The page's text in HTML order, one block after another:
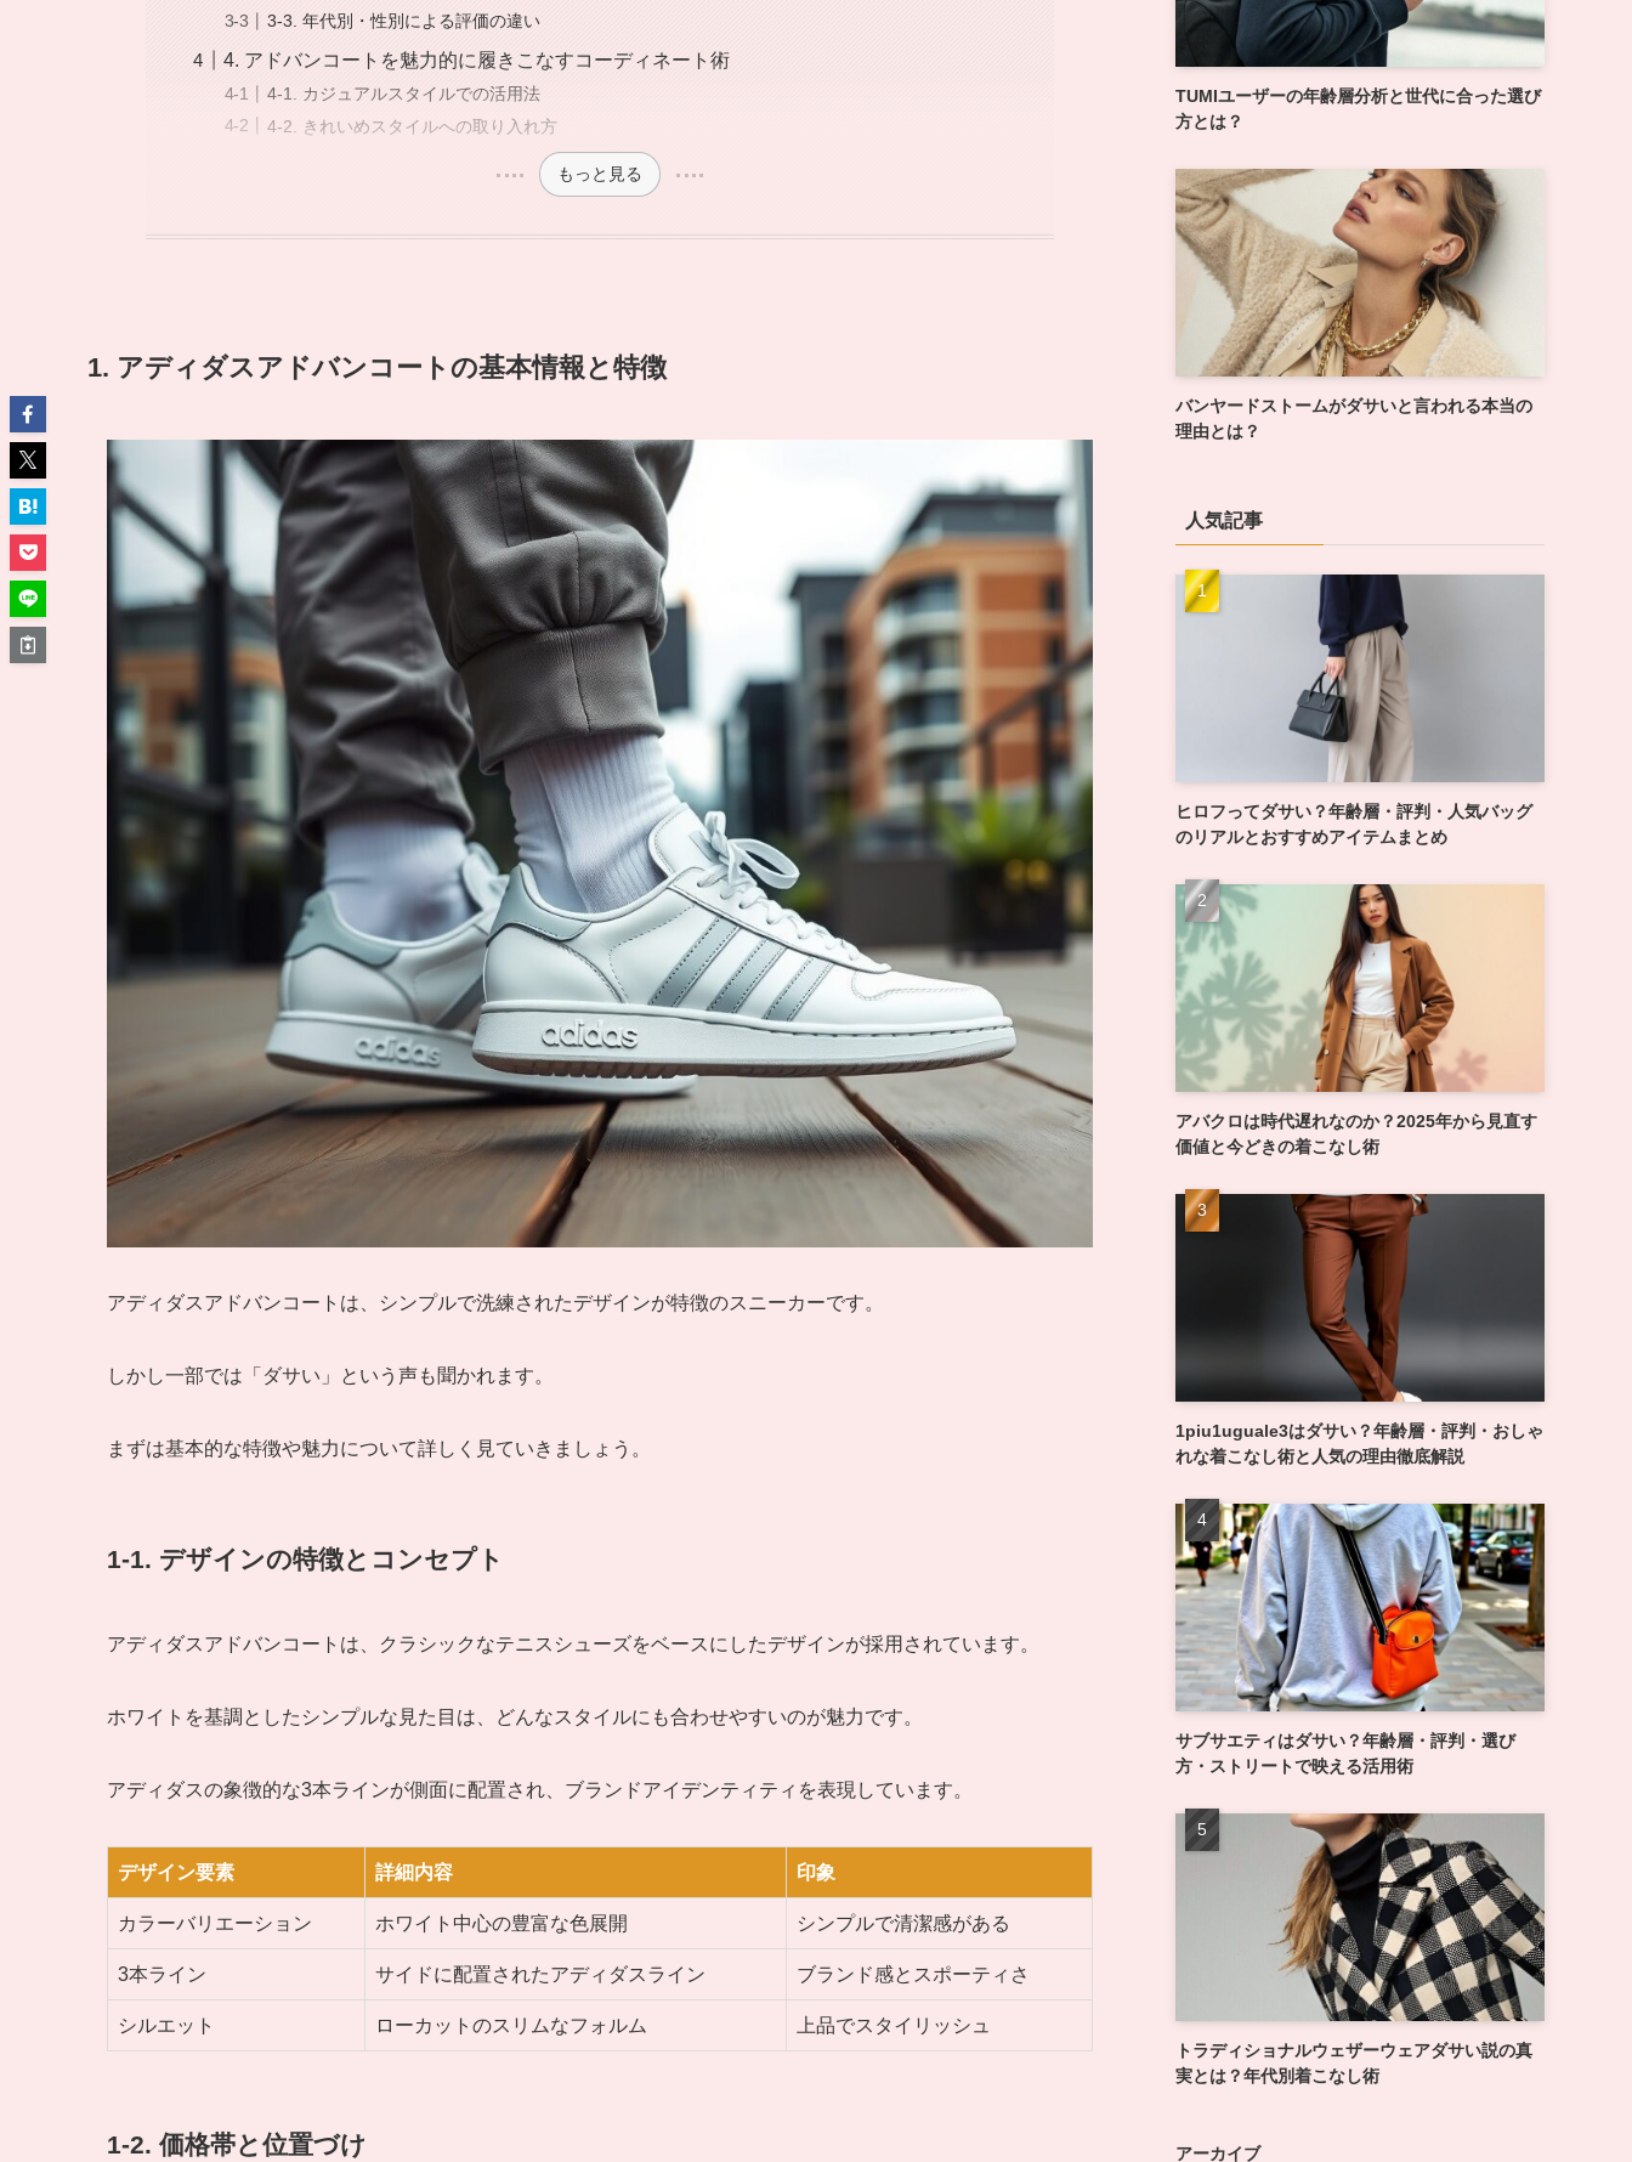
3-3. 年代別・性別による評価の違い
4. アドバンコートを魅力的に履きこなすコーディネート術
4-1. カジュアルスタイルでの活用法
4-2. きれいめスタイルへの取り入れ方
もっと見る
1. アディダスアドバンコートの基本情報と特徴
アディダスアドバンコートは、シンプルで洗練されたデザインが特徴のスニーカーです。
しかし一部では「ダサい」という声も聞かれます。
まずは基本的な特徴や魅力について詳しく見ていきましょう。
1-1. デザインの特徴とコンセプト
アディダスアドバンコートは、クラシックなテニスシューズをベースにしたデザインが採用されています。
ホワイトを基調としたシンプルな見た目は、どんなスタイルにも合わせやすいのが魅力です。
アディダスの象徴的な3本ラインが側面に配置され、ブランドアイデンティティを表現しています。
デザイン要素 詳細内容 印象
カラーバリエーション ホワイト中心の豊富な色展開 シンプルで清潔感がある
3本ライン サイドに配置されたアディダスライン ブランド感とスポーティさ
シルエット ローカットのスリムなフォルム 上品でスタイリッシュ
1-2. 価格帯と位置づけ
TUMIユーザーの年齢層分析と世代に合った選び
方とは？
バンヤードストームがダサいと言われる本当の
理由とは？
人気記事
ヒロフってダサい？年齢層・評判・人気バッグ
のリアルとおすすめアイテムまとめ
アバクロは時代遅れなのか？2025年から見直す
価値と今どきの着こなし術
1piu1uguale3はダサい？年齢層・評判・おしゃ
れな着こなし術と人気の理由徹底解説
サブサエティはダサい？年齢層・評判・選び
方・ストリートで映える活用術
トラディショナルウェザーウェアダサい説の真
実とは？年代別着こなし術
アーカイブ